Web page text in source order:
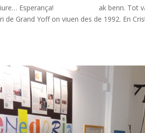
Esperança! ak benn. Tot va
de Grand Yoff on viuen des de 1992. En